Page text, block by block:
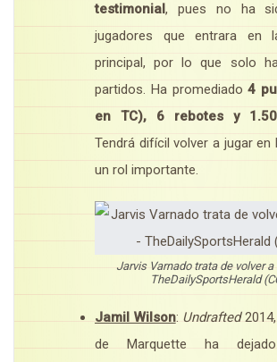
testimonial , pues no ha
jugadores que entrara en
principal, por lo que solo
partidos. Ha promediado4
en TC), 6 rebotes y
Tendrá difícil volver a jugar en
un rol importante.
Jarvis Varnado trata de volver a
TheDailySportsHerald
Jamil Wilson: Undrafted
de Marquette ha